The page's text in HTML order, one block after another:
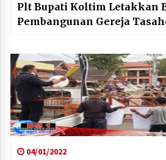
Plt Bupati Koltim Letakkan
Pembangunan Gereja
04/01/2022